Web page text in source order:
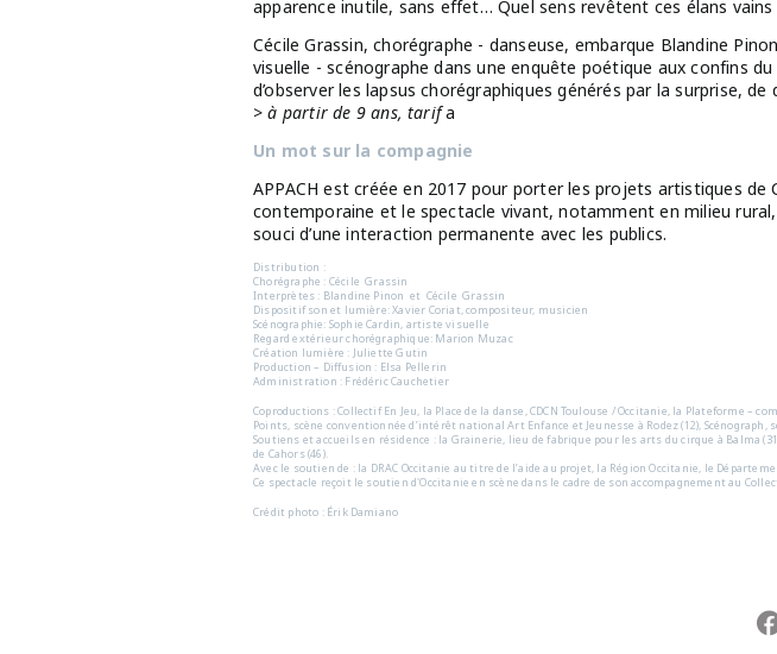
apparence inutile, sans effet… Quel sens revêtent ces élans vains
Cécile Grassin, chorégraphe - danseuse, embarque Blandine
visuelle - scénographe dans une enquête poétique aux confins
d’observer les lapsus chorégraphiques générés par la surprise,
> à partir de 9 ans, tarifa
Un mot sur la compagnie
APPACH est créée en 2017 pour porter les projets artistiques
contemporaine et le spectacle vivant, notamment en milieu
souci d’une interaction permanente avec les publics.
Distribution :
Chorégraphe : Cécile Grassin
Interprètes : Blandine Pinon et Cécile Grassin
Dispositif son et lumière: Xavier Coriat, compositeur, musicien
Scénographie: Sophie Cardin, artiste visuelle
Regard extérieur chorégraphique: Marion Muzac
Création lumière : Juliette Gutin
Production – Diﬀusion : Elsa Pellerin
Administration : Frédéric Cauchetier
Coproductions : Collectif En Jeu, la Place de la danse, CDCN Toulouse / Occitanie, la Plateforme –
Points, scène conventionnée d’intérêt national Art Enfance et Jeunesse à Rodez (12),
Soutiens et accueils en résidence : la Grainerie, lieu de fabrique pour les arts du cirque à Balma
de Cahors (46).
Avec le soutien de : la DRAC Occitanie au titre de l’aide au projet, la Région Occitanie, le
Ce spectacle reçoit le soutien d'Occitanie en scène dans le cadre de son accompagnement au
Crédit photo : Érik Damiano